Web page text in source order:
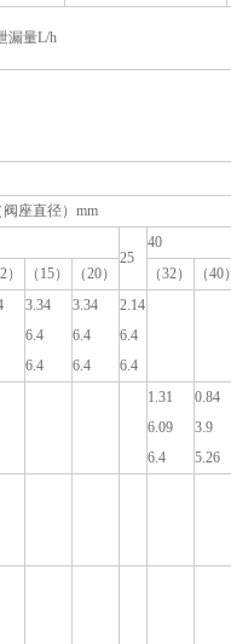
漏量L/h
座直径）mm
25
40
） （15） （20） （32） （40）
3.34
6.4
6.4
3.34
6.4
6.4
2.14
6.4
6.4
1.31
6.09
6.4
0.84
3.9
5.26